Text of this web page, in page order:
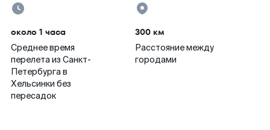
около 1 часа
Среднее время
перелета из Санкт-
Петербурга в
Хельсинки без
пересадок
300 км
Расстояние между
городами